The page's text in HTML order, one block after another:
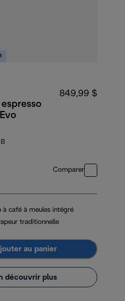
849,99 $
Comparer
à café à meules intégré
traditionnelle
au panier
découvrir plus